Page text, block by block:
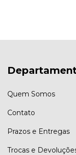
Quem Somos
Contato
Prazos e Entregas
Trocas e